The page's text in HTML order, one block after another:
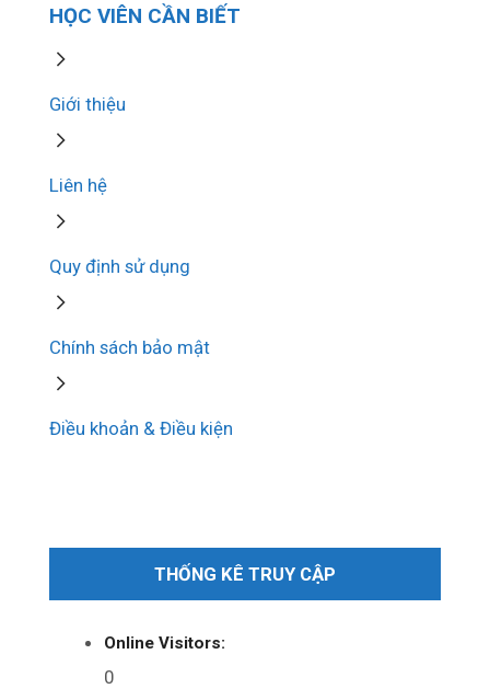
HỌC VIÊN CẦN BIẾT
Giới thiệu
Liên hệ
Quy định sử dụng
Chính sách bảo mật
Điều khoản & Điều kiện
THỐNG KÊ TRUY CẬP
Online Visitors:
0